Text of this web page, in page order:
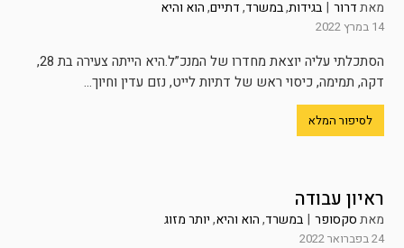
מאתדרור | בגידות,במשרד,דתיים,הוא והיא
14 במרץ 2022
הסתכלתי עליה יוצאת מחדרו של המנכ”ל.היא הייתה צעירה בת 28,
דקה, תמימה, כיסוי ראש של דתיות לייט, נזם עדין וחיוך...
לסיפור המלא
ראיון עבודה
מאתסקסופר | במשרד,הוא והיא,יותר מזוג
24 בפברואר 2022